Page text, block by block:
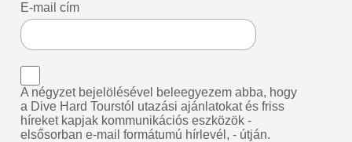
E-mail cím
A négyzet bejelölésével beleegyezem abba, hogy
a Dive Hard Tourstól utazási ajánlatokat és friss
híreket kapjak kommunikációs eszközök -
elsősorban e-mail formátumú hírlevél, - útján.